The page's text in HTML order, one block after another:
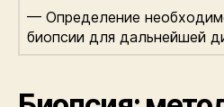
— Определение
биопсии для дальнейшей